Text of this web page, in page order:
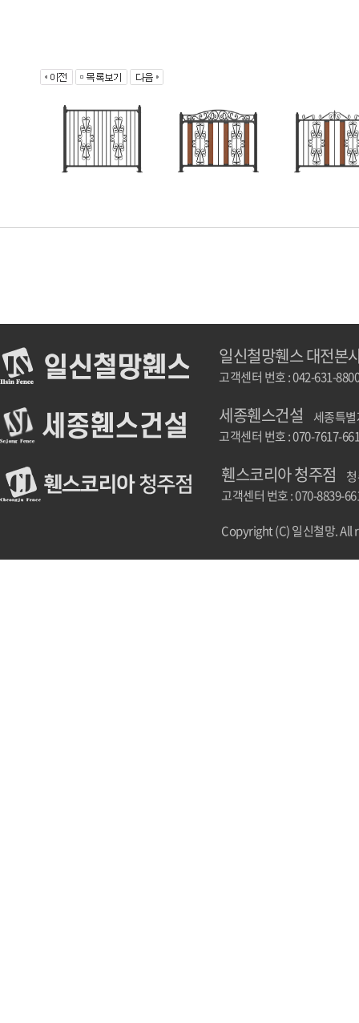
일신철망휀스 대전본
고객센터 번호 : 042-631-8800
세종휀스건설
세종특
고객센터 번호 : 070-7617-
휀스코리아 청주점
고객센터 번호 : 070-8839-
Copyright (C) 일신철망. All